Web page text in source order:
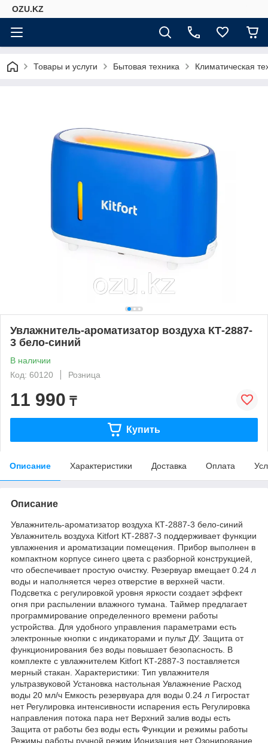
OZU.KZ
Товары и услуги Бытовая техника Климатическая
Увлажнитель-ароматизатор воздуха КТ-2887-
3 бело-синий
В наличии
Код: 60120
Розница
11 990 ₸
Купить
Описание Характеристики Доставка Оплата
Описание
Увлажнитель-ароматизатор воздуха КТ-2887-3 бело-синий
Увлажнитель воздуха Kitfort КТ-2887-3 поддерживает функции
увлажнения и ароматизации помещения. Прибор выполнен в
компактном корпусе синего цвета с разборной конструкцией,
что обеспечивает простую очистку. Резервуар вмещает 0.24 л
воды и наполняется через отверстие в верхней части.
Подсветка с регулировкой уровня яркости создает эффект
огня при распылении влажного тумана. Таймер предлагает
программирование определенного времени работы
устройства. Для удобного управления параметрами есть
электронные кнопки с индикаторами и пульт ДУ. Защита от
функционирования без воды повышает безопасность. В
комплекте с увлажнителем Kitfort КТ-2887-3 поставляется
мерный стакан. Характеристики: Тип увлажнителя
ультразвуковой Установка настольная Увлажнение Расход
воды 20 мл/ч Емкость резервуара для воды 0.24 л Гигростат
нет Регулировка интенсивности испарения есть Регулировка
направления потока пара нет Верхний залив воды есть
Защита от работы без воды есть Функции и режимы работы
Режимы работы ручной режим Ионизация нет Озонирование